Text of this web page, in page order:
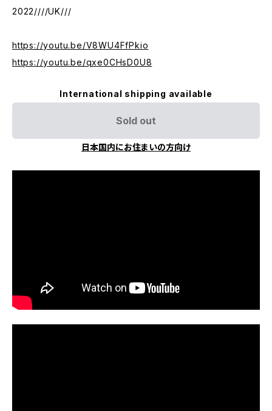
2022////UK///
https://youtu.be/V8WU4FfPkio
https://youtu.be/qxe0CHsD0U8
International shipping available
Sold out
日本国内にお住まいの方向け